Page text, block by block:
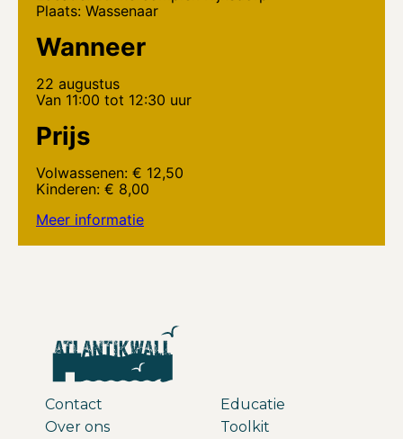
Plaats: Wassenaar
Wanneer
22 augustus
Van 11:00 tot 12:30 uur
Prijs
Volwassenen: € 12,50
Kinderen: € 8,00
Meer informatie
Contact
Over ons
Educatie
Toolkit